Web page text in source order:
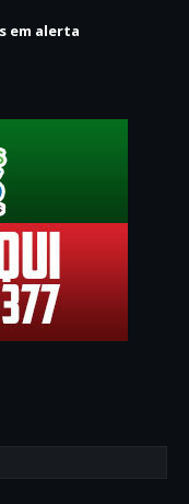
em alerta